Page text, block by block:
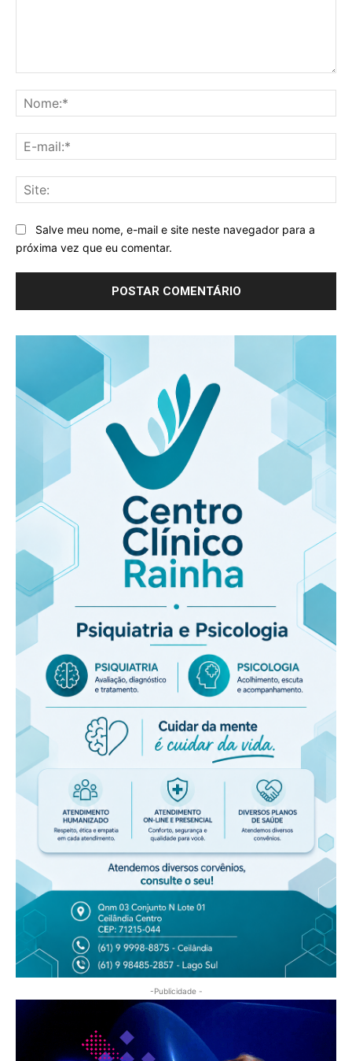
Salve meu nome, e-mail e site neste navegador para a
próxima vez que eu comentar.
-Publicidade -